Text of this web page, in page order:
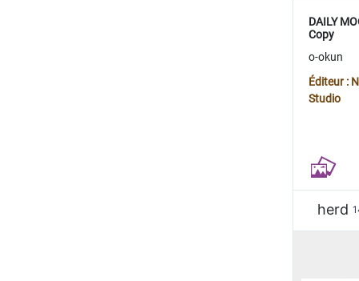
DAILY
Copy
o-okun
Éditeur :
Studio
herd